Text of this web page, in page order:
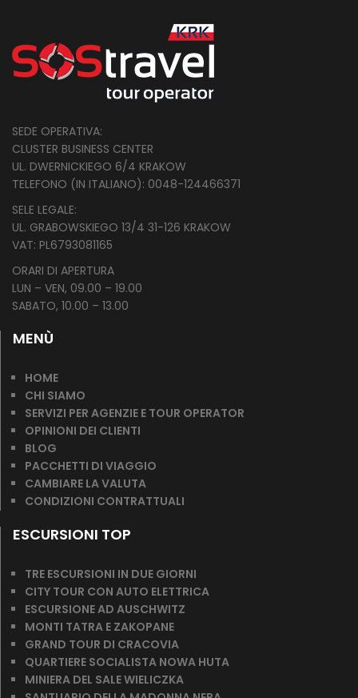
SEDE OPERATIVA:
CLUSTER BUSINESS CENTER
UL. DWERNICKIEGO 6/4 KRAKOW
TELEFONO (IN ITALIANO): 0048-124466371
SELE LEGALE:
UL. GRABOWSKIEGO 13/4 31-126 KRAKOW
VAT: PL6793081165
ORARI DI APERTURA
LUN – VEN, 09.00 – 19.00
SABATO, 10.00 – 13.00
MENÙ
HOME
CHI SIAMO
SERVIZI PER AGENZIE E TOUR OPERATOR
OPINIONI DEI CLIENTI
BLOG
PACCHETTI DI VIAGGIO
CAMBIARE LA VALUTA
CONDIZIONI CONTRATTUALI
ESCURSIONI TOP
TRE ESCURSIONI IN DUE GIORNI
CITY TOUR CON AUTO ELETTRICA
ESCURSIONE AD AUSCHWITZ
MONTI TATRA E ZAKOPANE
GRAND TOUR DI CRACOVIA
QUARTIERE SOCIALISTA NOWA HUTA
MINIERA DEL SALE WIELICZKA